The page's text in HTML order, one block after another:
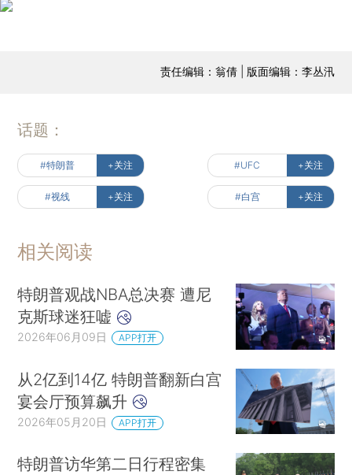
责任编辑：翁倩 | 版面编辑：李丛汛
话题：
#特朗普 +关注 #UFC +关注
#视线 +关注 #白宫 +关注
相关阅读
特朗普观战NBA总决赛 遭尼
克斯球迷狂嘘
2026年06月09日 APP打开
从2亿到14亿 特朗普翻新白宫
宴会厅预算飙升
2026年05月20日 APP打开
特朗普访华第二日行程密集